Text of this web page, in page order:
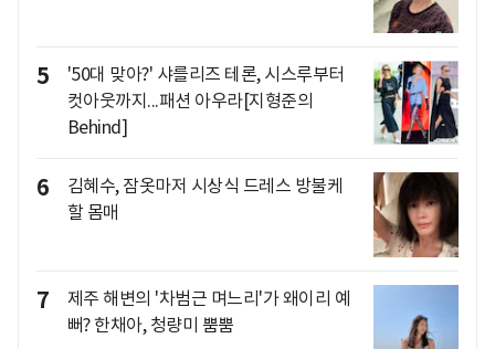
5
'50대 맞아?' 샤를리즈 테론, 시스루부터
컷아웃까지...패션 아우라[지형준의
Behind]
6
김혜수, 잠옷마저 시상식 드레스 방불케
할 몸매
7
제주 해변의 '차범근 며느리'가 왜이리 예
뻐? 한채아, 청량미 뿜뿜